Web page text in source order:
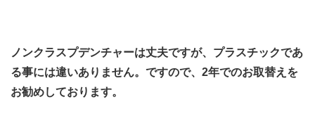
ノンクラスプデンチャーは丈夫ですが、プラスチックであ
る事には違いありません。ですので、2年でのお取替えを
お勧めしております。